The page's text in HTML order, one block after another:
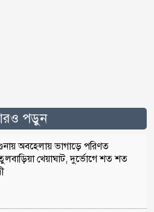
পড়ুন
অবহেলায় ভাগাড়ে পরিণত
খেয়াঘাট, দুর্ভোগে শত শত